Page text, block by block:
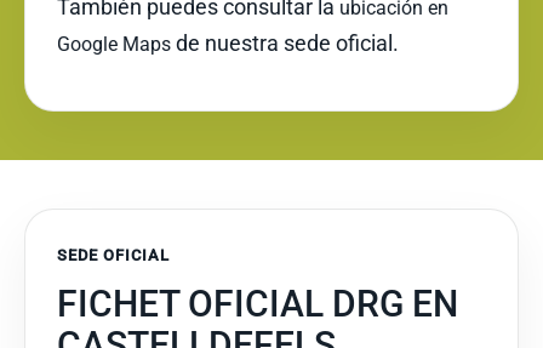
También puedes consultar la ubicación en
Google Maps de nuestra sede oficial.
SEDE OFICIAL
FICHET OFICIAL DRG EN